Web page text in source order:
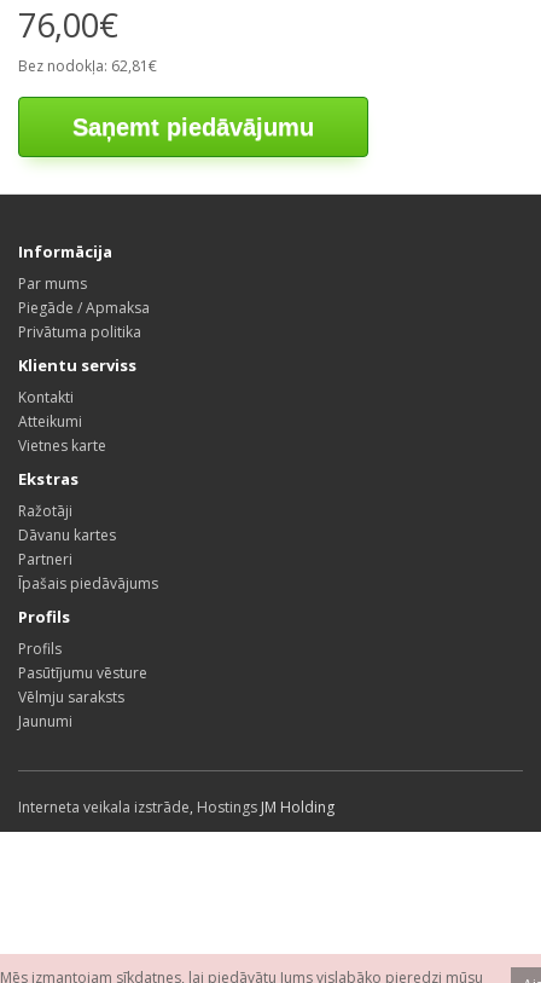
76,00€
Bez nodokļa: 62,81€
Saņemt piedāvājumu
Informācija
Par mums
Piegāde / Apmaksa
Privātuma politika
Klientu serviss
Kontakti
Atteikumi
Vietnes karte
Ekstras
Ražotāji
Dāvanu kartes
Partneri
Īpašais piedāvājums
Profils
Profils
Pasūtījumu vēsture
Vēlmju saraksts
Jaunumi
Interneta veikala izstrāde, Hostings JM Holding
Mēs izmantojam sīkdatnes, lai piedāvātu Jums vislabāko pieredzi mūsu